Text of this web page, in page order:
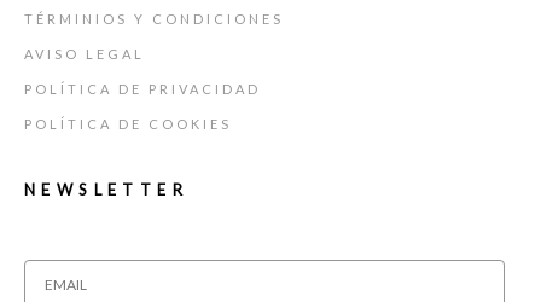
TÉRMINIOS Y CONDICIONES
AVISO LEGAL
POLÍTICA DE PRIVACIDAD
POLÍTICA DE COOKIES
NEWSLETTER